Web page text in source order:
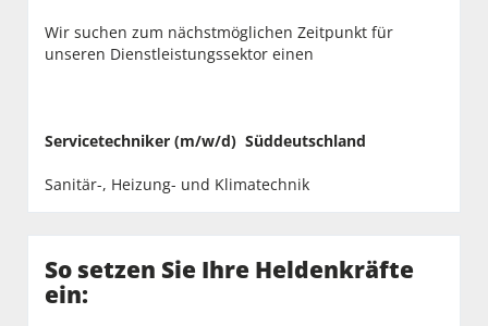
Wir suchen zum nächstmöglichen Zeitpunkt für
unseren Dienstleistungssektor einen
Servicetechniker (m/w/d) Süddeutschland
Sanitär-, Heizung- und Klimatechnik
So setzen Sie Ihre Heldenkräfte
ein: